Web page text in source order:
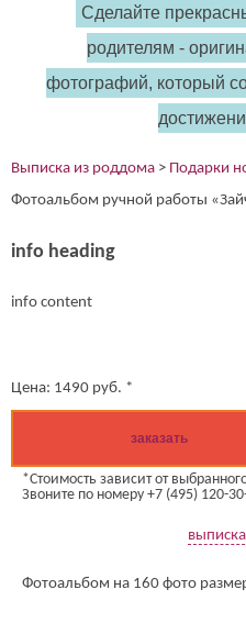
Сделайте
родителям -
фотографий, который
Выписка из роддома > Подарки
Фотоальбом ручной работы
info heading
info content
Цена: 1490 руб. *
заказать
*Стоимость зависит от
Звоните по номеру +7 (495) 120-
Фотоальбом на 160 фото